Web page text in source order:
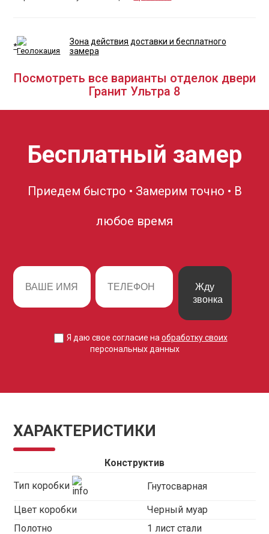
*
Зона действия доставки и бесплатного
замера
Посмотреть все варианты отделок двери
Гранит Ультра 8
Бесплатный замер
Приедем быстро • Замерим точно • В
любое время
Жду
звонка
Я даю свое согласие на обработку своих
персональных данных
ХАРАКТЕРИСТИКИ
Конструктив
Тип коробки Гнутосварная
Цвет коробки
Черный муар
Полотно
1 лист стали